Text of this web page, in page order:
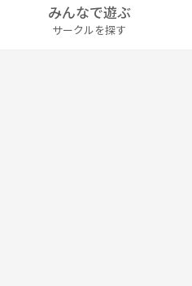
みんなで遊ぶ
サークルを探す